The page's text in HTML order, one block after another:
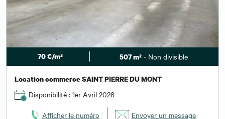
70 €/m² 507 m²- Non divisible
Location commerce SAINT PIERRE DU MONT
Disponibilité : 1er Avril 2026
Afficher le numéro Envoyer un message